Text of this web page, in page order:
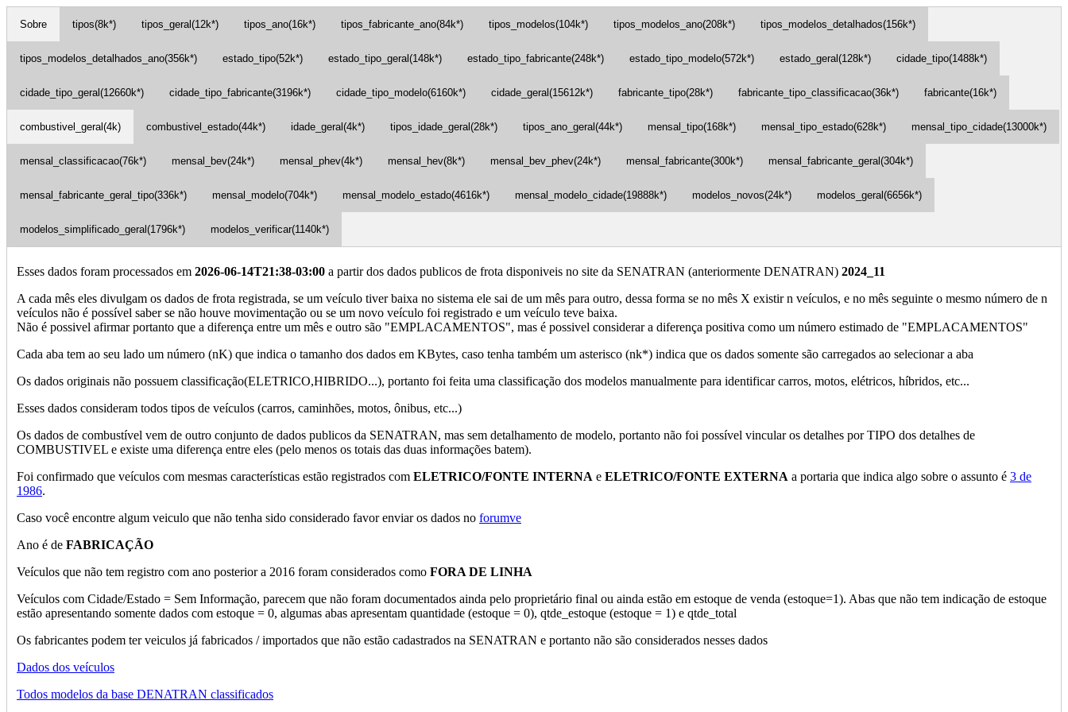
Sobre tipos(8k*) tipos_geral(12k*) tipos_ano(16k*) tipos_fabricante_ano(84k*) tipos_modelos(104k*) tipos_modelos_ano(208k*) tipos_modelos_detalhados(156k*)
tipos_modelos_detalhados_ano(356k*) estado_tipo(52k*) estado_tipo_geral(148k*) estado_tipo_fabricante(248k*) estado_tipo_modelo(572k*) estado_geral(128k*) cidade_tipo(1488k*)
cidade_tipo_geral(12660k*) cidade_tipo_fabricante(3196k*) cidade_tipo_modelo(6160k*) cidade_geral(15612k*) fabricante_tipo(28k*) fabricante_tipo_classificacao(36k*) fabricante(16k*)
combustivel_geral(4k) combustivel_estado(44k*) idade_geral(4k*) tipos_idade_geral(28k*) tipos_ano_geral(44k*) mensal_tipo(168k*) mensal_tipo_estado(628k*) mensal_tipo_cidade(13000k*)
mensal_classificacao(76k*) mensal_bev(24k*) mensal_phev(4k*) mensal_hev(8k*) mensal_bev_phev(24k*) mensal_fabricante(300k*) mensal_fabricante_geral(304k*)
mensal_fabricante_geral_tipo(336k*) mensal_modelo(704k*) mensal_modelo_estado(4616k*) mensal_modelo_cidade(19888k*) modelos_novos(24k*) modelos_geral(6656k*)
modelos_simplificado_geral(1796k*) modelos_verificar(1140k*)
Esses dados foram processados em 2026-06-14T21:38-03:00 a partir dos dados publicos de frota disponiveis no site da SENATRAN (anteriormente DENATRAN) 2024_11
A cada mês eles divulgam os dados de frota registrada, se um veículo tiver baixa no sistema ele sai de um mês para outro, dessa forma se no mês X existir n veículos, e no mês seguinte o mesmo número de n
veículos não é possível saber se não houve movimentação ou se um novo veículo foi registrado e um veículo teve baixa.
Não é possivel afirmar portanto que a diferença entre um mês e outro são "EMPLACAMENTOS", mas é possivel considerar a diferença positiva como um número estimado de "EMPLACAMENTOS"
Cada aba tem ao seu lado um número (nK) que indica o tamanho dos dados em KBytes, caso tenha também um asterisco (nk*) indica que os dados somente são carregados ao selecionar a aba
Os dados originais não possuem classificação(ELETRICO,HIBRIDO...), portanto foi feita uma classificação dos modelos manualmente para identificar carros, motos, elétricos, híbridos, etc...
Esses dados consideram todos tipos de veículos (carros, caminhões, motos, ônibus, etc...)
Os dados de combustível vem de outro conjunto de dados publicos da SENATRAN, mas sem detalhamento de modelo, portanto não foi possível vincular os detalhes por TIPO dos detalhes de
COMBUSTIVEL e existe uma diferença entre eles (pelo menos os totais das duas informações batem).
Foi confirmado que veículos com mesmas características estão registrados com ELETRICO/FONTE INTERNA e ELETRICO/FONTE EXTERNA a portaria que indica algo sobre o assunto é 3 de
1986.
Caso você encontre algum veiculo que não tenha sido considerado favor enviar os dados no forumve
Ano é de FABRICAÇÃO
Veículos que não tem registro com ano posterior a 2016 foram considerados como FORA DE LINHA
Veículos com Cidade/Estado = Sem Informação, parecem que não foram documentados ainda pelo proprietário final ou ainda estão em estoque de venda (estoque=1). Abas que não tem indicação de estoque
estão apresentando somente dados com estoque = 0, algumas abas apresentam quantidade (estoque = 0), qtde_estoque (estoque = 1) e qtde_total
Os fabricantes podem ter veiculos já fabricados / importados que não estão cadastrados na SENATRAN e portanto não são considerados nesses dados
Dados dos veículos
Todos modelos da base DENATRAN classificados